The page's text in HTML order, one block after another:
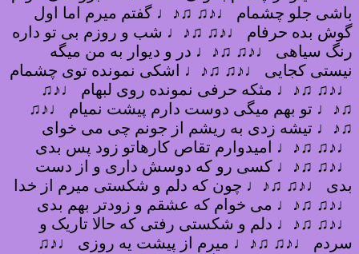
باشی جلو چشمام ♩♪♫ ♫♪♩ گفتم میرم اما اول
گوش بده حرفام ♩♪♫ ♫♪♩ شب و روزم بی تو داره
رنگ سیاهی ♩♪♫ ♫♪♩ در و دیوار به من میگه
نیستی کجایی ♩♪♫ ♫♪♩ اشکی نمونده توی چشمام
♩♪♫ ♫♪♩ مثکه حرفی نمونده روی لبهام ♩♪♫
♫♪♩ تو بهم میگی دوست دارم پیشت نمیام ♩♪♫
♫♪♩ تیشه زدی به ریشم از جونم چی می خوای
♩♪♫ ♫♪♩ امیدوارم تقاص کارهاتو زود پس بدی
♩♪♫ ♫♪♩ کسی رو که دوسش داری و از دست
بدی ♩♪♫ ♫♪♩ چون که دلم و شکستی میرم از خدا
♩♪♫ ♫♪♩ می خوام که عشقم و زودتر بهم بدی
♩♪♫ ♫♪♩ دلم و شکستی رفتی که حالا تاریک و
سردم ♩♪♫ ♫♪♩ میرم از پیشت یه روزی ♩♪♫